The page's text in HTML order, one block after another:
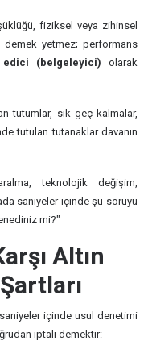
fiziksel veya zihinsel
yetmez; performans
(belgeleyici) olarak
tutumlar, sık geç kalmalar,
tutulan tutanaklar davanın
teknolojik değişim,
saniyeler içinde şu soruyu
mi?"
Altın
içinde usul denetimi
iptali demektir: